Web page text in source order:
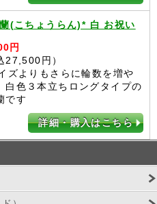
(こちょうらん)* 白 お祝い
円
27,500円）
ズよりもさらに輪数を増や
白色３本立ちロングタイプの
です
詳細・購入はこちら